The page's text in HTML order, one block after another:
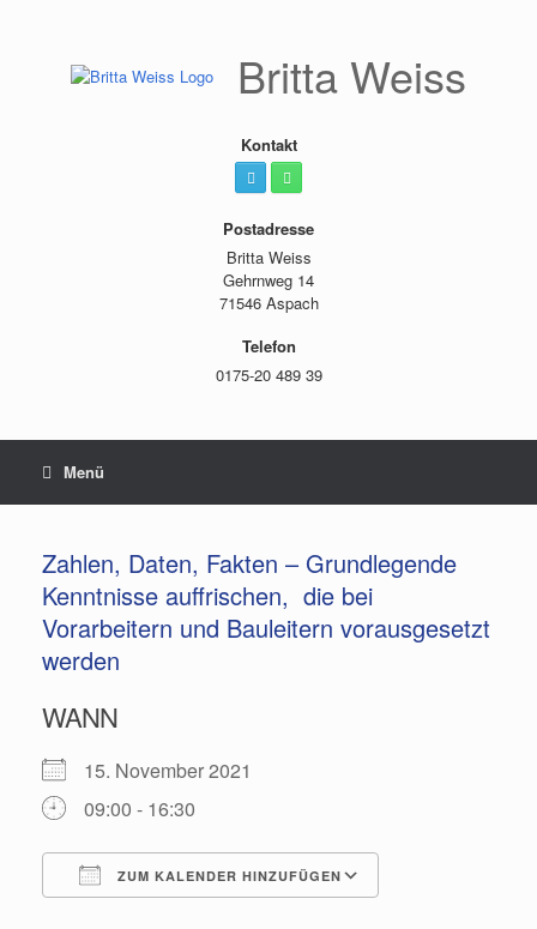
Britta Weiss
Kontakt
Postadresse
Britta Weiss
Gehrnweg 14
71546 Aspach
Telefon
0175-20 489 39
Menü
Zahlen, Daten, Fakten – Grundlegende
Kenntnisse auffrischen, die bei
Vorarbeitern und Bauleitern vorausgesetzt
werden
WANN
15. November 2021
09:00 - 16:30
ZUM KALENDER HINZUFÜGEN